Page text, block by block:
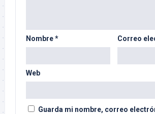
Nombre* Correo
Web
Guarda mi nombre, correo